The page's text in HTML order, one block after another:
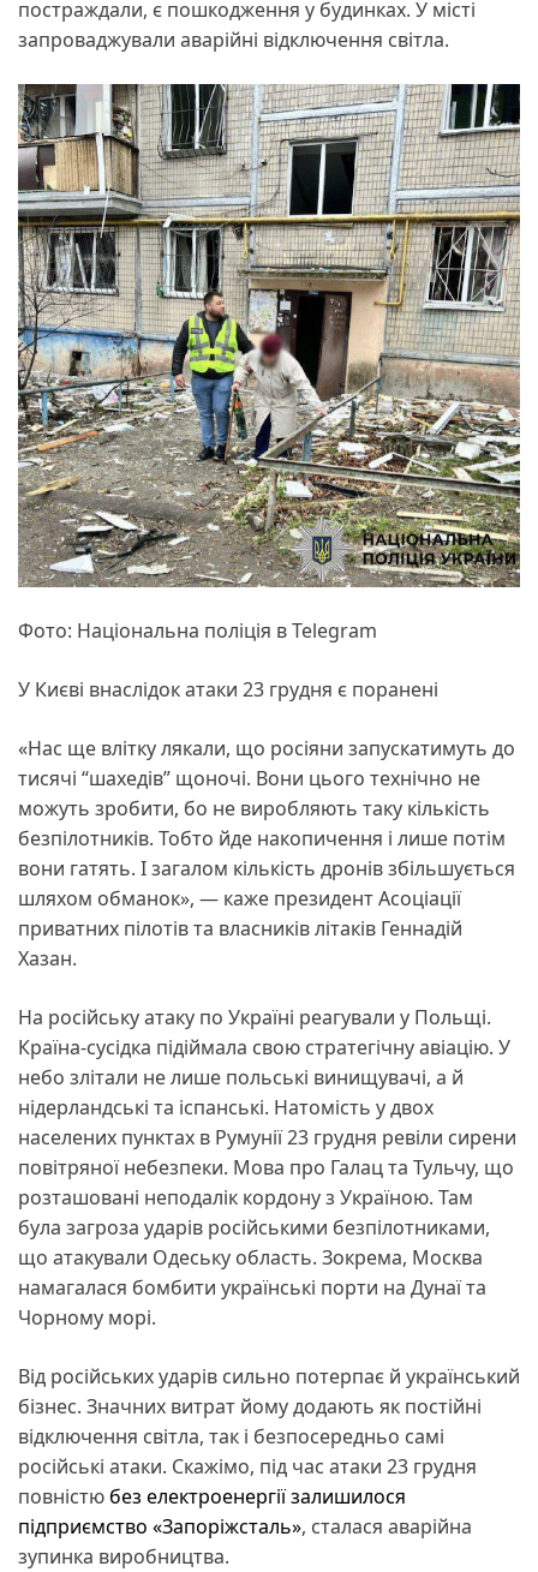
постраждали, є пошкодження у будинках. У місті
запроваджували аварійні відключення світла.
Фото: Національна поліція в Telegram
У Києві внаслідок атаки 23 грудня є поранені
«Нас ще влітку лякали, що росіяни запускатимуть до
тисячі “шахедів” щоночі. Вони цього технічно не
можуть зробити, бо не виробляють таку кількість
безпілотників. Тобто йде накопичення і лише потім
вони гатять. І загалом кількість дронів збільшується
шляхом обманок», — каже президент Асоціації
приватних пілотів та власників літаків Геннадій
Хазан.
На російську атаку по Україні реагували у Польщі.
Країна-сусідка підіймала свою стратегічну авіацію. У
небо злітали не лише польські винищувачі, а й
нідерландські та іспанські. Натомість у двох
населених пунктах в Румунії 23 грудня ревіли сирени
повітряної небезпеки. Мова про Галац та Тульчу, що
розташовані неподалік кордону з Україною. Там
була загроза ударів російськими безпілотниками,
що атакували Одеську область. Зокрема, Москва
намагалася бомбити українські порти на Дунаї та
Чорному морі.
Від російських ударів сильно потерпає й український
бізнес. Значних витрат йому додають як постійні
відключення світла, так і безпосередньо самі
російські атаки. Скажімо, під час атаки 23 грудня
повністю без електроенергії залишилося
підприємство «Запоріжсталь», сталася аварійна
зупинка виробництва.